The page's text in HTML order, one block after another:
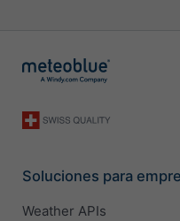
Soluciones para
Weather APIs